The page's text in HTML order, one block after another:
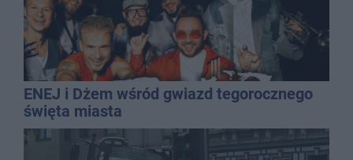
ENEJ i Dżem wśród gwiazd tegorocznego
święta miasta